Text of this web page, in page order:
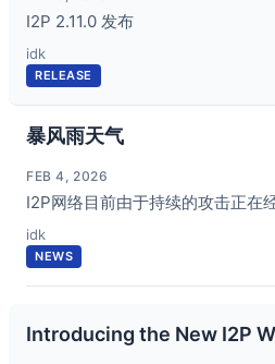
I2P 2.11.0 发布
idk
RELEASE
暴风雨天气
FEB 4, 2026
I2P网络目前由于持续的攻击正在
idk
NEWS
Introducing the New I2P